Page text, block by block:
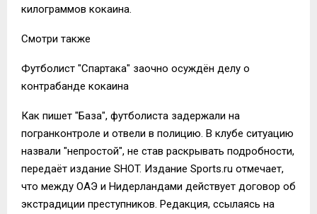
килограммов кокаина.
Смотри также
Футболист "Спартака" заочно осуждён делу о
контрабанде кокаина
Как пишет "База", футболиста задержали на
погранконтроле и отвели в полицию. В клубе ситуацию
назвали "непростой", не став раскрывать подробности,
передаёт издание SHOT. Издание Sports.ru отмечает,
что между ОАЭ и Нидерландами действует договор об
экстрадиции преступников. Редакция, ссылаясь на